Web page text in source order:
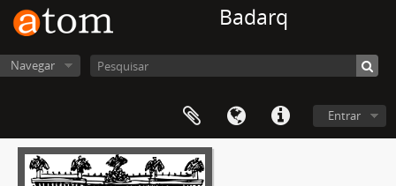
Badarq
Navegar
Entrar